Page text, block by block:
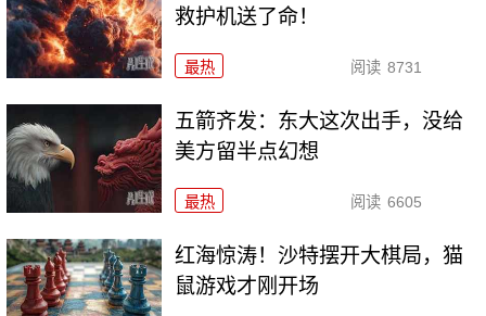
救护机送了命！
最热 阅读 8731
五箭齐发：东大这次出手，没给
美方留半点幻想
最热 阅读 6605
红海惊涛！沙特摆开大棋局，猫
鼠游戏才刚开场